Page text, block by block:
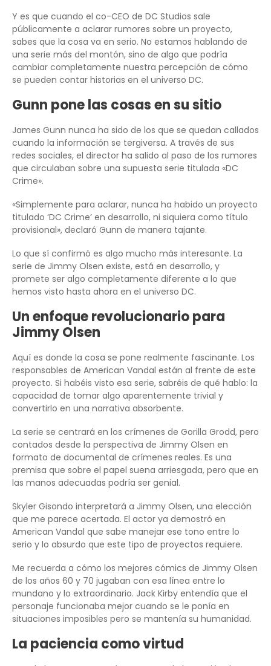
Y es que cuando el co-CEO de DC Studios sale
públicamente a aclarar rumores sobre un proyecto,
sabes que la cosa va en serio. No estamos hablando de
una serie más del montón, sino de algo que podría
cambiar completamente nuestra percepción de cómo
se pueden contar historias en el universo DC.
Gunn pone las cosas en su sitio
James Gunn nunca ha sido de los que se quedan callados
cuando la información se tergiversa. A través de sus
redes sociales, el director ha salido al paso de los rumores
que circulaban sobre una supuesta serie titulada «DC
Crime».
«Simplemente para aclarar, nunca ha habido un proyecto
titulado ‘DC Crime’ en desarrollo, ni siquiera como título
provisional», declaró Gunn de manera tajante.
Lo que sí confirmó es algo mucho más interesante. La
serie de Jimmy Olsen existe, está en desarrollo, y
promete ser algo completamente diferente a lo que
hemos visto hasta ahora en el universo DC.
Un enfoque revolucionario para
Jimmy Olsen
Aquí es donde la cosa se pone realmente fascinante. Los
responsables de American Vandal están al frente de este
proyecto. Si habéis visto esa serie, sabréis de qué hablo: la
capacidad de tomar algo aparentemente trivial y
convertirlo en una narrativa absorbente.
La serie se centrará en los crímenes de Gorilla Grodd, pero
contados desde la perspectiva de Jimmy Olsen en
formato de documental de crímenes reales. Es una
premisa que sobre el papel suena arriesgada, pero que en
las manos adecuadas podría ser genial.
Skyler Gisondo interpretará a Jimmy Olsen, una elección
que me parece acertada. El actor ya demostró en
American Vandal que sabe manejar ese tono entre lo
serio y lo absurdo que este tipo de proyectos requiere.
Me recuerda a cómo los mejores cómics de Jimmy Olsen
de los años 60 y 70 jugaban con esa línea entre lo
mundano y lo extraordinario. Jack Kirby entendía que el
personaje funcionaba mejor cuando se le ponía en
situaciones imposibles pero se mantenía su humanidad.
La paciencia como virtud